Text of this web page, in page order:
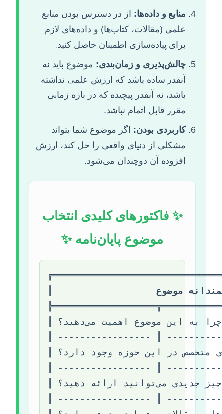
منابع و داده‌ها: از در دسترس بودن منابع
علمی (مقالات، کتاب‌ها) و داده‌های لازم
برای پیاده‌سازی اطمینان حاصل کنید.
چالش‌پذیری و زمان‌بندی: موضوع باید نه
آنقدر ساده باشد که ارزش علمی نداشته
باشد، نه آنقدر پیچیده که در بازه زمانی
مقرر قابل اتمام نباشد.
کاربردی بودن: اگر موضوع شما بتواند
مشکلی از دنیای واقعی را حل کند، ارزش
افزوده آن دوچندان می‌شود.
✨ فاکتورهای کلیدی انتخاب
موضوع پایان‌نامه ✨
موضوع
        ║ چرا به این موضوع اهمیت می‌دهید؟    ║
║ ----------------- ║
متخصص در این حوزه وجود دارد؟ ║
║ ----------------- ║
    ║ چه چیز جدیدی می‌توانید ارائه دهید؟     ║
║ ----------------- ║